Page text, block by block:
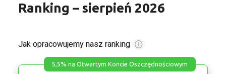
Ranking – sierpień 2026
Jak opracowujemy nasz ranking
5,5% na Otwartym Koncie Oszczędnościowym